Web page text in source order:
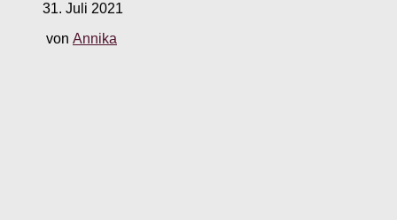
31. Juli 2021
von Annika